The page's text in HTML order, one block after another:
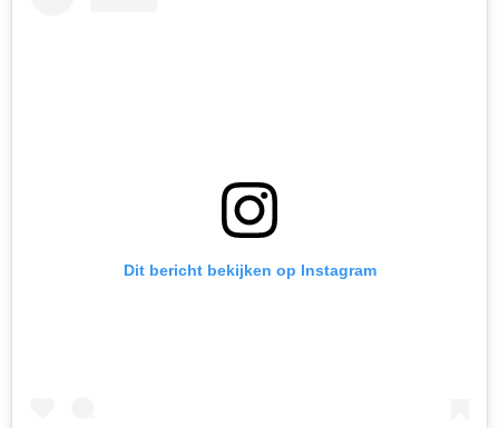
Dit bericht bekijken op Instagram